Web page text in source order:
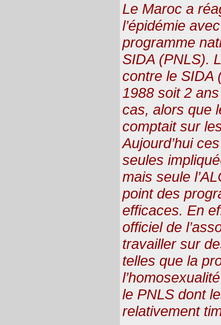
Le Maroc a
l’épidémie
programme
SIDA (PNLS).
contre le SIDA
1988 soit 2
cas, alors que
comptait sur
Aujourd’hui
seules
mais seule
point des
efficaces. En
officiel de
travailler sur
telles que la
le PNLS dont
relativement